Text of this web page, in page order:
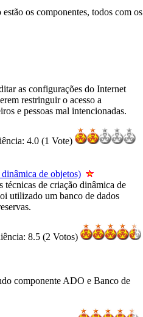
os componentes, todos com os
as configurações do Internet
restringuir o acesso a
e pessoas mal intencionadas.
4.0 (1 Vote)
de objetos)
de criação dinâmica de
utilizado um banco de dados
8.5 (2 Votos)
componente ADO e Banco de